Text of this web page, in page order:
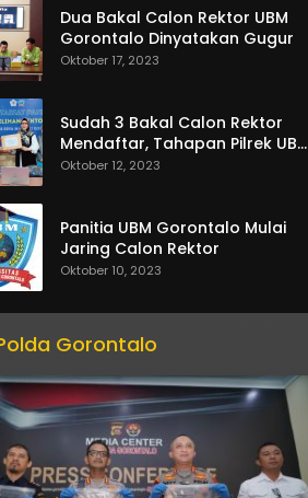
Dua Bakal Calon Rektor UBM
Gorontalo Dinyatakan Gugur
Oktober 17, 2023
Sudah 3 Bakal Calon Rektor
Mendaftar, Tahapan Pilrek UBM
Gorontalo Makin Seru
Oktober 12, 2023
Panitia UBM Gorontalo Mulai
Jaring Calon Rektor
Oktober 10, 2023
Gorontalo